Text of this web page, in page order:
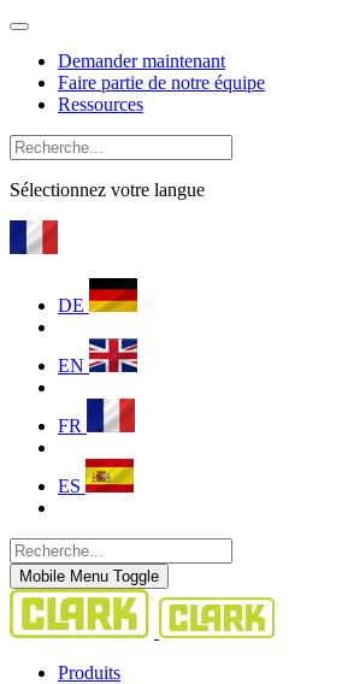
Demander maintenant
Faire partie de notre équipe
Ressources
Sélectionnez votre langue
DE
EN
FR
ES
Mobile Menu Toggle
Produits